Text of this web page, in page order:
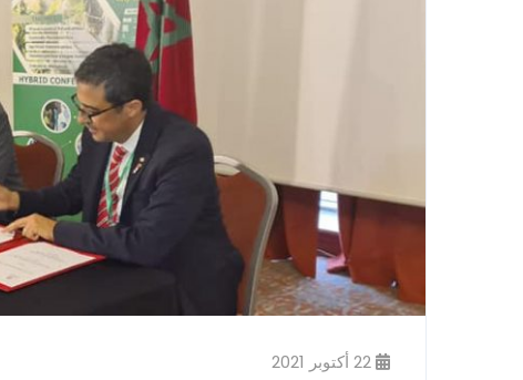
22 أكتوبر 2021